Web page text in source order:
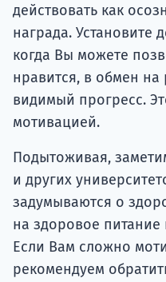
действовать как
награда. Установите
когда Вы можете
нравится, в обмен
видимый прогресс.
мотивацией.
Подытоживая,
и других
задумываются о
на здоровое питание
Если Вам сложно
рекомендуем